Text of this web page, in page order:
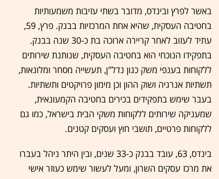
באשר לפרץ ובינדס, מדובר בשתי עזיבות משמעותיות
בחטיבה העסקית, שהיא אחת המרכזיות בבנק. פרץ, 59,
עתיד לעזוב לאחר קריירה ארוכה בת כ-30 שנה בבנק.
בתפקידו הנוכחי הוא בחטיבה העסקית, שנותנת שירותים
ללקוחות בענפי משק כגון נדל"ן, תעשייה מסחר ומלונאות,
תשתיות אנרגיה ושוק ההון וכן מימון פרויקטים ותשתיות.
בעבר שימש בתפקידים בכירים בחטיבה הקמעונאית,
שמעניקה שירותים ללקוחות משקי הבית בישראל, כמו גם
ללקוחות פרטיים, תושבי חוץ ועסקים קטנים.
בינדס, 63, עובד בבנק כ-33 שנים, ובין היתר ניהל בעברו
את מרכז עסקים השרון, ומעל לעשור שימש כעוזר אישי